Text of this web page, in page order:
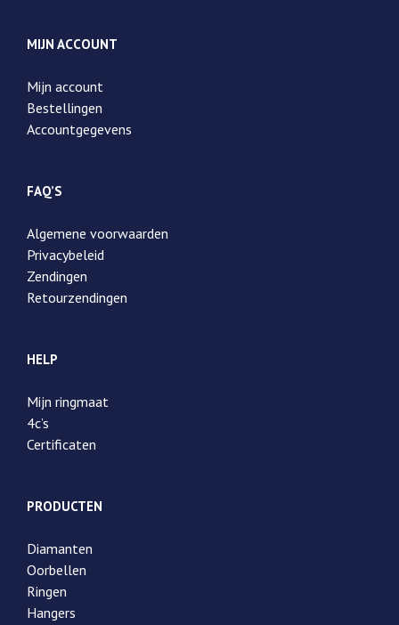
MIJN ACCOUNT
Mijn account
Bestellingen
Accountgegevens
FAQ’S
Algemene voorwaarden
Privacybeleid
Zendingen
Retourzendingen
HELP
Mijn ringmaat
4c’s
Certificaten
PRODUCTEN
Diamanten
Oorbellen
Ringen
Hangers